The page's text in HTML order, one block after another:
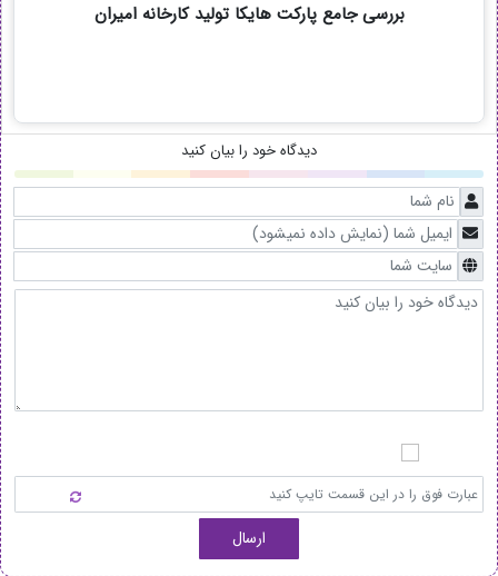
بررسی جامع پارکت هایکا تولید کارخانه امیران
دیدگاه خود را بیان کنید
ارسال